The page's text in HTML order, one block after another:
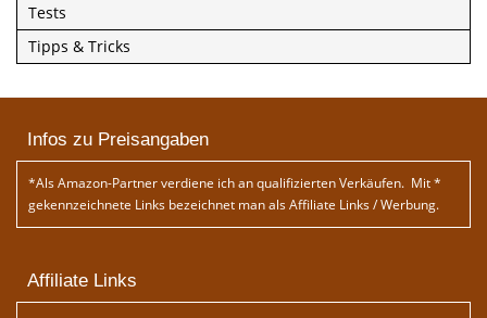
Tests
Tipps & Tricks
Infos zu Preisangaben
*Als Amazon-Partner verdiene ich an qualifizierten Verkäufen. Mit *
gekennzeichnete Links bezeichnet man als Affiliate Links / Werbung.
Affiliate Links